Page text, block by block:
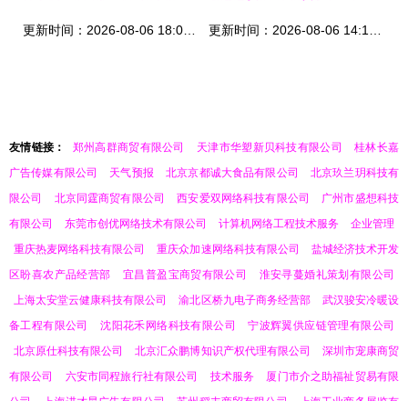
友情链接： 郑州高群商贸有限公司 天津市华塑新贝科技有限公司
桂林长嘉
广告传媒有限公司
天气预报 北京京都诚大食品有限公司
北京玖兰玥科技有
限公司
北京同霆商贸有限公司 西安爱双网络科技有限公司
广州市盛想科技
有限公司
东莞市创优网络技术有限公司 计算机网络工程技术服务
企业管理
重庆热麦网络科技有限公司
重庆众加速网络科技有限公司
盐城经济技术开发
区盼喜农产品经营部
宜昌普盈宝商贸有限公司
淮安寻蔓婚礼策划有限公司
上海太安堂云健康科技有限公司
渝北区桥九电子商务经营部
武汉骏安冷暖设
备工程有限公司
沈阳花禾网络科技有限公司
宁波辉翼供应链管理有限公司
北京原仕科技有限公司
北京汇众鹏博知识产权代理有限公司
深圳市宠康商贸
有限公司
六安市同程旅行社有限公司 技术服务
厦门市介之助福祉贸易有限